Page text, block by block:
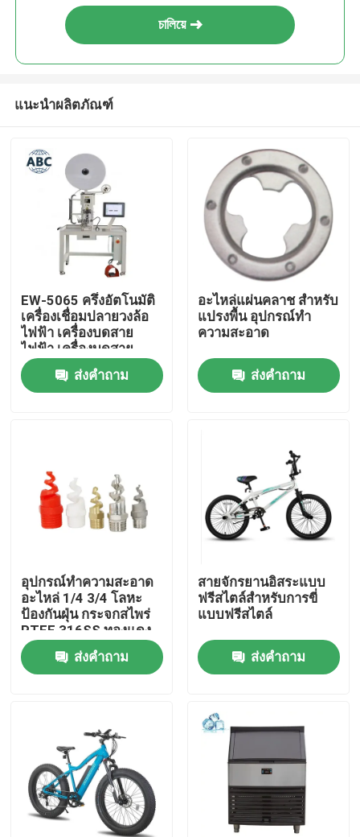
หน้าแรก
เกี่ยวกับเรา
ทัวร์โรงงาน
การควบคุมคุณภาพ
ติดต่อเรา
ข่าว
เครื่องจักรเกษตร
เครื่องจักรกลโลจิสติกส์
চালিয়ে
แนะนำผลิตภัณฑ์
EW-5065 ครึ่งอัตโนมัติ
เครื่องเชื่อมปลายวงล้อ
ไฟฟ้า เครื่องบดสาย
ไฟฟ้า เครื่องบดสาย
ไฟฟ้า
ส่งคำถาม
อะไหล่แผ่นคลาช สําหรับ
แปรงพื้น อุปกรณ์ทํา
ความสะอาด
ส่งคำถาม
อุปกรณ์ทําความสะอาด
อะไหล่ 1/4 3/4 โลหะ
ป้องกันฝุ่น กระจกสไพร่
PTFE 316SS ทองแดง
Pigtail กระจกสไพร่
ส่งคำถาม
สายจักรยานอิสระแบบ
ฟรีสไตล์สําหรับการขี่
แบบฟรีสไตล์
ส่งคำถาม